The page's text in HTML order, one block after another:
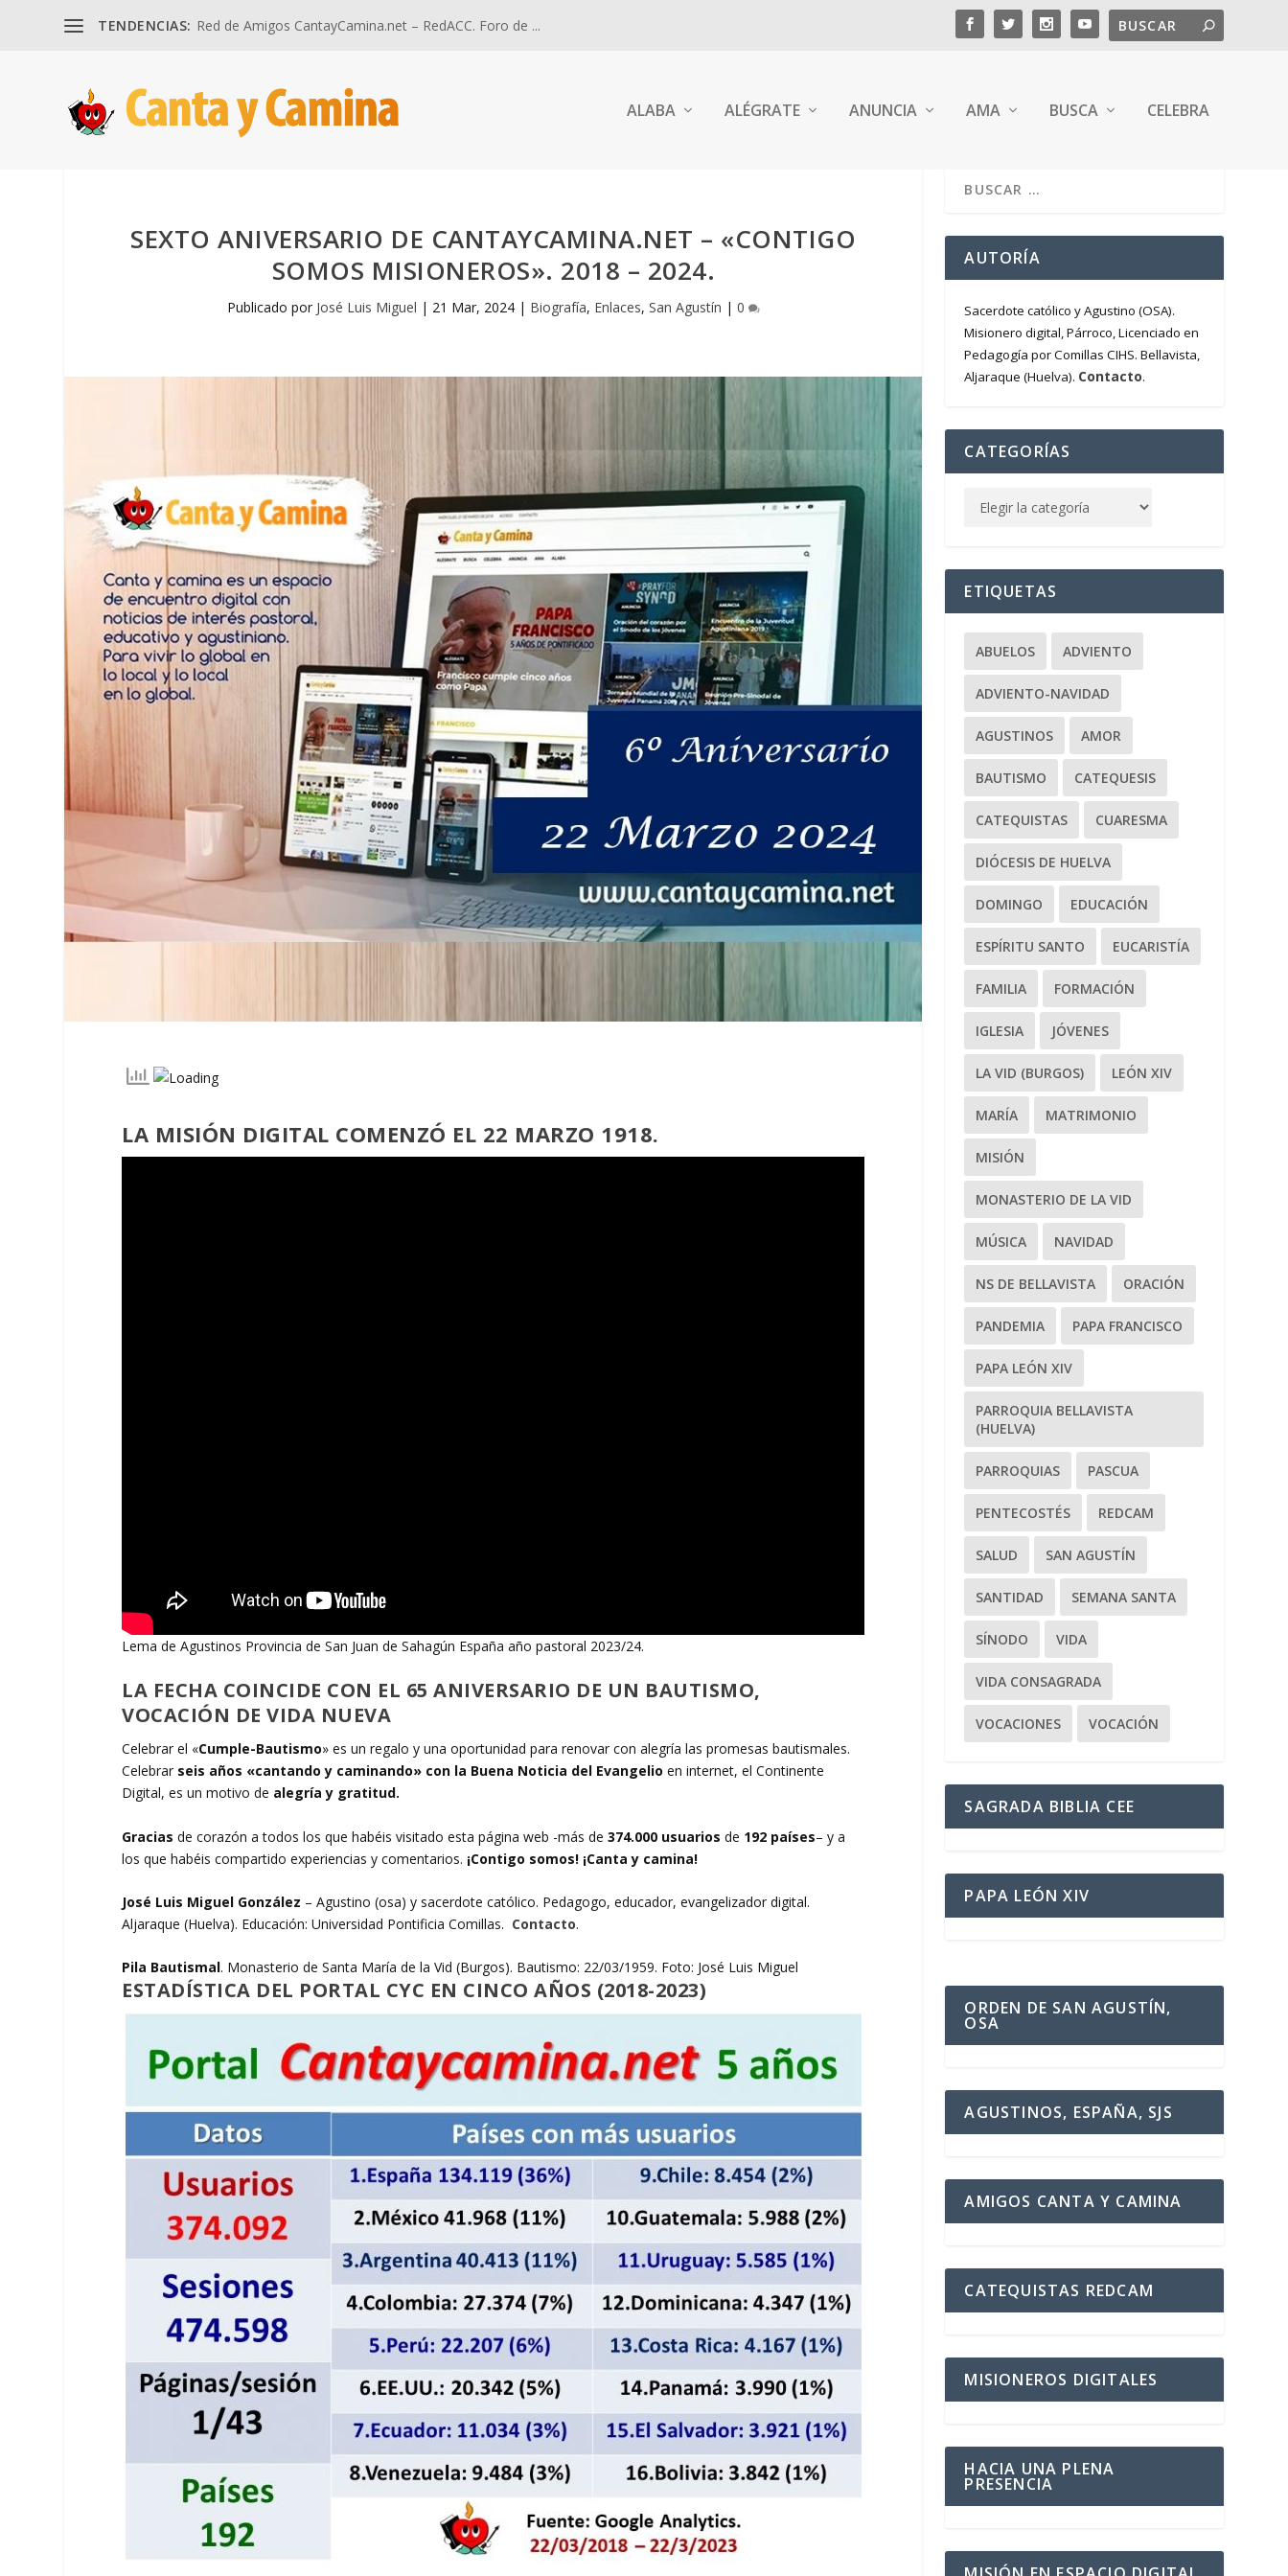
TENDENCIAS: Red de Amigos CantayCamina.net – RedACC. Foro de ...
ALABA ALÉGRATE ANUNCIA AMA BUSCA CELEBRA
SEXTO ANIVERSARIO DE CANTAYCAMINA.NET – «CONTIGO
SOMOS MISIONEROS». 2018 – 2024.
Publicado por José Luis Miguel | 21 Mar, 2024| Biografía, Enlaces, San Agustín | 0
LA MISIÓN DIGITAL COMENZÓ EL 22 MARZO 1918.
Lema de Agustinos Provincia de San Juan de Sahagún España año pastoral 2023/24.
LA FECHA COINCIDE CON EL 65 ANIVERSARIO DE UN BAUTISMO,
VOCACIÓN DE VIDA NUEVA
Celebrar el «Cumple-Bautismo» es un regalo y una oportunidad para renovar con alegría las promesas bautismales.
Celebrar seis años «cantando y caminando» con la Buena Noticia del Evangelioen internet, el Continente
Digital, es un motivo de alegría y gratitud.
Gracias de corazón a todos los que habéis visitado esta página web -más de374.000 usuarios de 192 países– y a
los que habéis compartido experiencias y comentarios. ¡Contigo somos! ¡Canta y camina!
José Luis Miguel González – Agustino (osa) y sacerdote católico. Pedagogo, educador, evangelizador digital.
Aljaraque (Huelva). Educación: Universidad Pontificia Comillas. Contacto.
Pila Bautismal. Monasterio de Santa María de la Vid (Burgos). Bautismo: 22/03/1959. Foto: José Luis Miguel
ESTADÍSTICA DEL PORTAL CYC EN CINCO AÑOS (2018-2023)
AUTORÍA
Sacerdote católico y Agustino (OSA).
Misionero digital, Párroco, Licenciado en
Pedagogía por Comillas CIHS. Bellavista,
Aljaraque (Huelva). Contacto.
CATEGORÍAS
ETIQUETAS
ABUELOS ADVIENTO
ADVIENTO-NAVIDAD
AGUSTINOS AMOR
BAUTISMO CATEQUESIS
CATEQUISTAS CUARESMA
DIÓCESIS DE HUELVA
DOMINGO EDUCACIÓN
ESPÍRITU SANTO EUCARISTÍA
FAMILIA FORMACIÓN
IGLESIA JÓVENES
LA VID (BURGOS) LEÓN XIV
MARÍA MATRIMONIO
MISIÓN
MONASTERIO DE LA VID
MÚSICA NAVIDAD
NS DE BELLAVISTA ORACIÓN
PANDEMIA PAPA FRANCISCO
PAPA LEÓN XIV
PARROQUIA BELLAVISTA
(HUELVA)
PARROQUIAS PASCUA
PENTECOSTÉS REDCAM
SALUD SAN AGUSTÍN
SANTIDAD SEMANA SANTA
SÍNODO VIDA
VIDA CONSAGRADA
VOCACIONES VOCACIÓN
SAGRADA BIBLIA CEE
PAPA LEÓN XIV
ORDEN DE SAN AGUSTÍN,
OSA
AGUSTINOS, ESPAÑA, SJS
AMIGOS CANTA Y CAMINA
CATEQUISTAS REDCAM
MISIONEROS DIGITALES
HACIA UNA PLENA
PRESENCIA